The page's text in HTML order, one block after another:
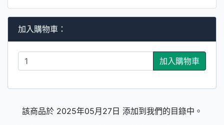
加入購物車：
加入購物車
該商品於 2025年05月27日 添加到我們的目錄中。